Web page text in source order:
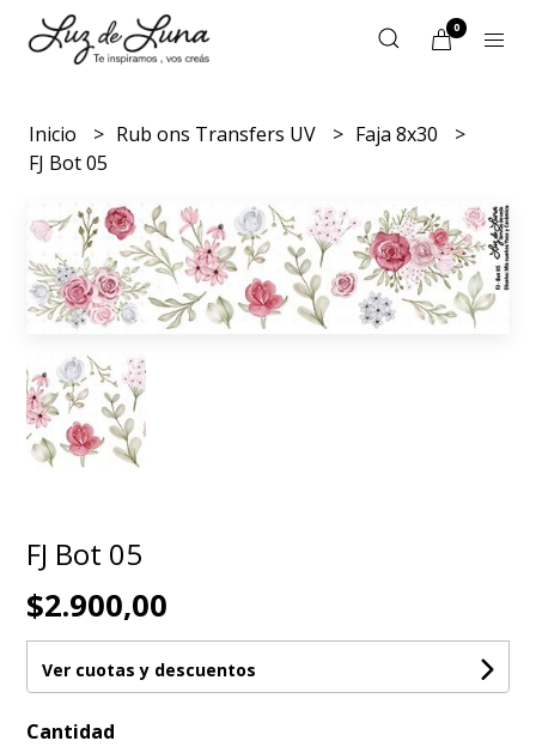
0
Inicio Rub ons Transfers UV
Faja 8x30
FJ Bot 05
FJ Bot 05
$2.900,00
Ver cuotas y descuentos
Cantidad